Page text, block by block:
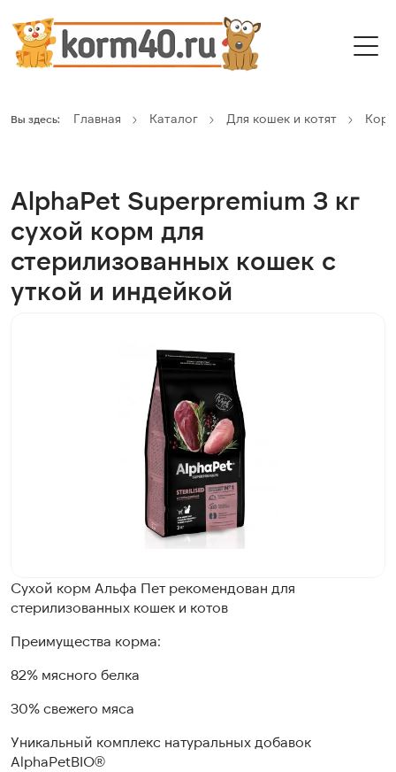
Вы здесь: Главная Каталог Для кошек и котят
AlphaPet Superpremium 3 кг
сухой корм для
стерилизованных кошек с
уткой и индейкой
Сухой корм Альфа Пет рекомендован для
стерилизованных кошек и котов
Преимущества корма:
82% мясного белка
30% свежего мяса
Уникальный комплекс натуральных добавок
AlphaPetBIO®